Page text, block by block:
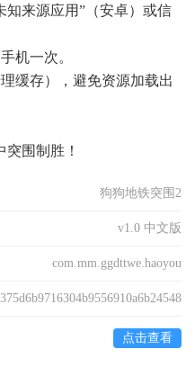
知来源应用”（安卓）或信
机一次。
缓存），避免资源加载出
围制胜！
狗狗地铁突围2
v1.0 中文版
com.mm.ggdttwe.haoyou
点击查看